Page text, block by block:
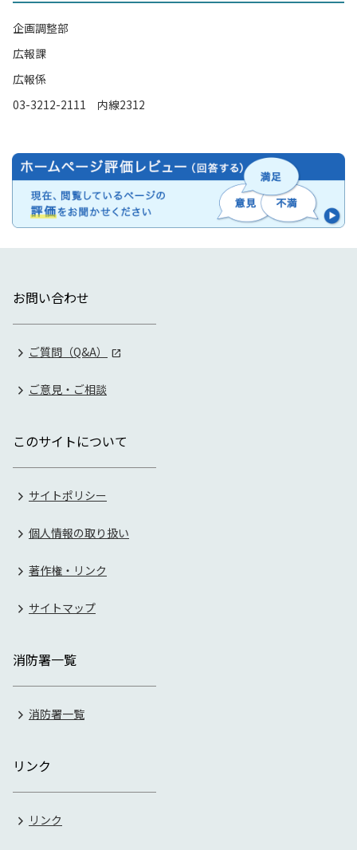
企画調整部
広報課
広報係
03-3212-2111 内線2312
お問い合わせ
ご質問（Q&A）
ご意見・ご相談
このサイトについて
サイトポリシー
個人情報の取り扱い
著作権・リンク
サイトマップ
消防署一覧
消防署一覧
リンク
リンク